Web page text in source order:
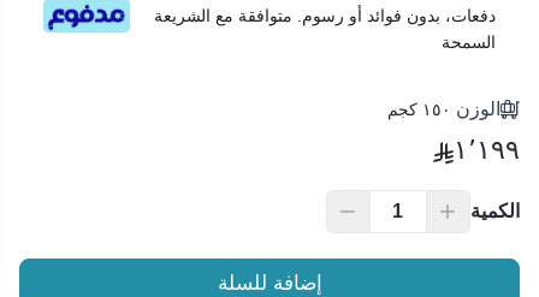
دفعات، بدون فوائد أو رسوم. متوافقة مع الشريعة
السمحة
الوزن ١٥٠ كجم
١٬١٩٩
الكمية
إضافة للسلة